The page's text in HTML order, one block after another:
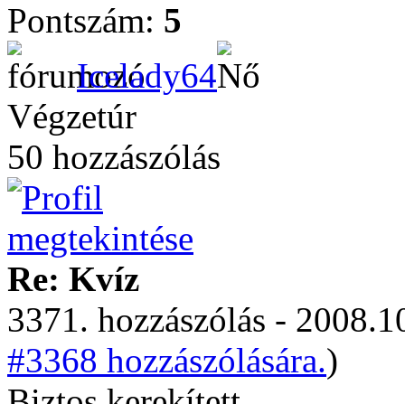
Pontszám: 5
Icelady64
Végzetúr
50 hozzászólás
Re: Kvíz
3371. hozzászólás -
#3368 hozzászólására.)